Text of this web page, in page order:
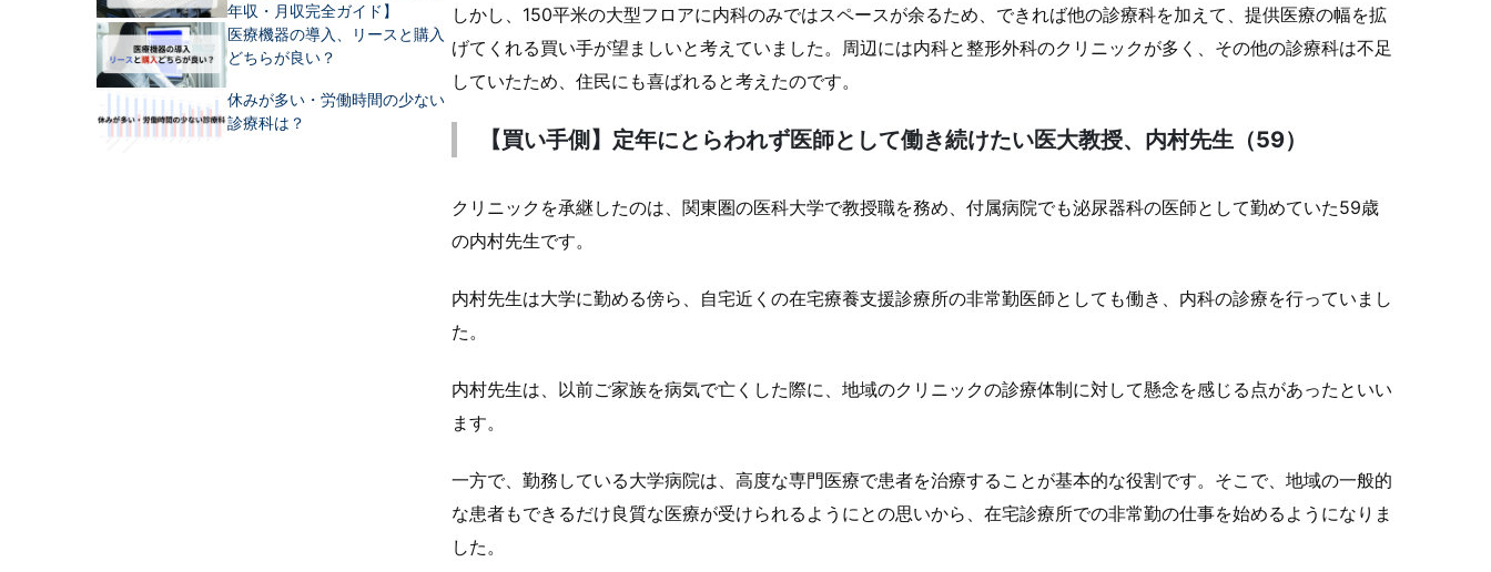
年収・月収完全ガイド】
医療機器の導入、リースと購入
どちらが良い？
休みが多い・労働時間の少ない
診療科は？
しかし、150平米の大型フロアに内科のみではスペースが余るため、できれば他の診療科を加えて、提供医療の幅を拡
げてくれる買い手が望ましいと考えていました。周辺には内科と整形外科のクリニックが多く、その他の診療科は不足
していたため、住民にも喜ばれると考えたのです。
【買い手側】定年にとらわれず医師として働き続けたい医大教授、内村先生（59）
クリニックを承継したのは、関東圏の医科大学で教授職を務め、付属病院でも泌尿器科の医師として勤めていた59歳
の内村先生です。
内村先生は大学に勤める傍ら、自宅近くの在宅療養支援診療所の非常勤医師としても働き、内科の診療を行っていまし
た。
内村先生は、以前ご家族を病気で亡くした際に、地域のクリニックの診療体制に対して懸念を感じる点があったといい
ます。
一方で、勤務している大学病院は、高度な専門医療で患者を治療することが基本的な役割です。そこで、地域の一般的
な患者もできるだけ良質な医療が受けられるようにとの思いから、在宅診療所での非常勤の仕事を始めるようになりま
した。